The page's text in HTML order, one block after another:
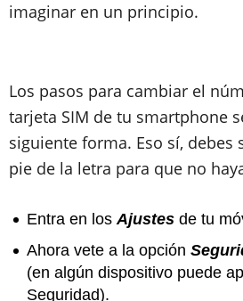
imaginar en un principio.
Los pasos para cambiar el
tarjeta SIM de tu smartphone
siguiente forma. Eso sí, debes
pie de la letra para que no
Entra en losAjustes de tu
Ahora vete a la opción
(en algún dispositivo puede
Seguridad).